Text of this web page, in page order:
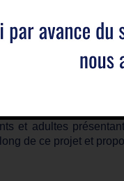
de diagnostic de
et adultes
de ce projet et